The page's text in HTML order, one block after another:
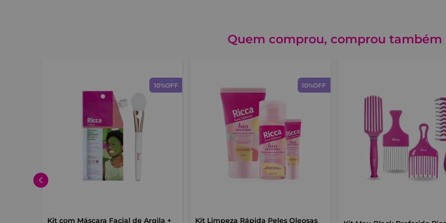
Quem comprou, comprou também
10%OFF
Kit com Máscara Facial de Argila +
10%OFF
Kit Limpeza Rápida Peles Oleosas